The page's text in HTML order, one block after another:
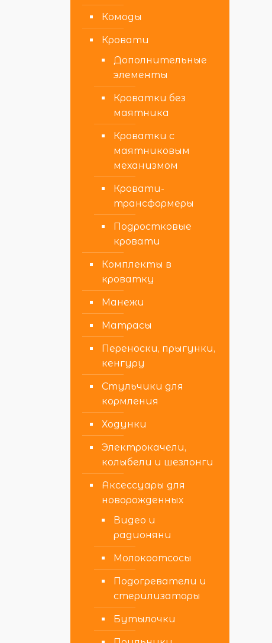
Комоды
Кровати
Дополнительные
элементы
Кроватки без
маятника
Кроватки с
маятниковым
механизмом
Кровати-
трансформеры
Подростковые
кровати
Комплекты в
кроватку
Манежи
Матрасы
Переноски, прыгунки,
кенгуру
Стульчики для
кормления
Ходунки
Электрокачели,
колыбели и шезлонги
Аксессуары для
новорожденных
Видео и
радионяни
Молокоотсосы
Подогреватели и
стерилизаторы
Бутылочки